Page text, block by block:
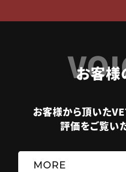
お客様
お客様から頂いた
評価をご覧い
MORE